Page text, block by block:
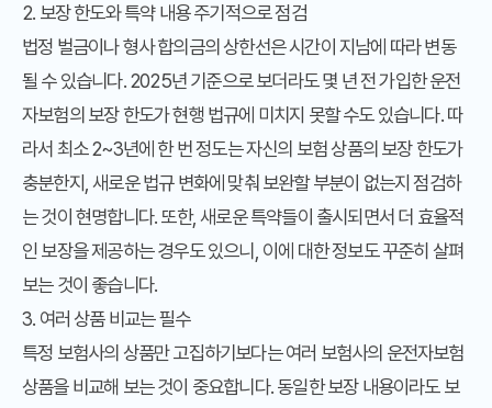
2. 보장 한도와 특약 내용 주기적으로 점검
법정 벌금이나 형사 합의금의 상한선은 시간이 지남에 따라 변동
될 수 있습니다. 2025년 기준으로 보더라도 몇 년 전 가입한 운전
자보험의 보장 한도가 현행 법규에 미치지 못할 수도 있습니다. 따
라서 최소 2~3년에 한 번 정도는 자신의 보험 상품의 보장 한도가
충분한지, 새로운 법규 변화에 맞춰 보완할 부분이 없는지 점검하
는 것이 현명합니다. 또한, 새로운 특약들이 출시되면서 더 효율적
인 보장을 제공하는 경우도 있으니, 이에 대한 정보도 꾸준히 살펴
보는 것이 좋습니다.
3. 여러 상품 비교는 필수
특정 보험사의 상품만 고집하기보다는 여러 보험사의 운전자보험
상품을 비교해 보는 것이 중요합니다. 동일한 보장 내용이라도 보